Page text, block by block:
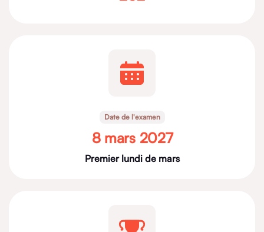
Date de l'examen
8 mars 2027
Premier lundi de mars